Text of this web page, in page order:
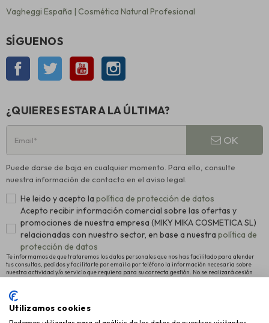
Vagheggi España | Cosmética Natural Profesional
SÍGUENOS
Facebook Twitter YouTube
¿QUIERES ESTAR A LA ÚLTIMA?
OK
Puede darse de baja en cualquier momento. Para ello, consulte
nuestra información de contacto en el aviso legal.
He leido y acepto la política de protección de datos
Acepto recibir información comercial sobre las ofertas y
promociones de nuestra empresa (MIKY MIKA COSMETICA SL)
relacionadas con nuestro sector, en base a nuestra política de
protección de datos
Te informamos de que trataremos los datos personales que nos has facilitado para atender
tus consultas, pedidos y facilitarte por email o por teléfono la información necesaria sobre
nuestra actividad y/o servicio que requiera para su correcta gestión. No se realizará cesión
alguna a terceros. La legitimación para el tratamiento es el consentimiento manifestado para
novedades. Para más información y conocer cómo ejercitar tus derechos de acceso,
rectificación y supresión, así como otros, pulsa
Utilizamos cookies